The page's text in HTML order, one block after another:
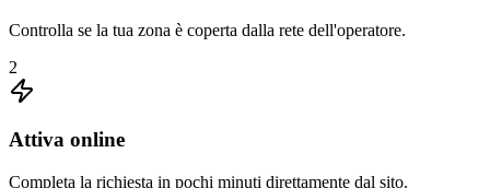
Controlla se la tua zona è coperta dalla rete dell'operatore.
2
Attiva online
Completa la richiesta in pochi minuti direttamente dal sito.